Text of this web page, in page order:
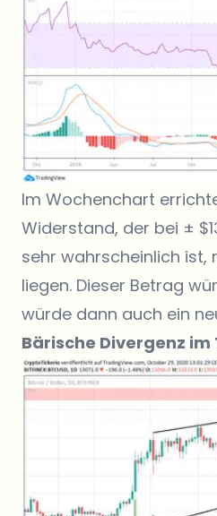
Im Wochenchart
Widerstand, der bei ±
sehr wahrscheinlich ist,
liegen. Dieser Betrag
würde dann auch ein
Bärische Divergenz